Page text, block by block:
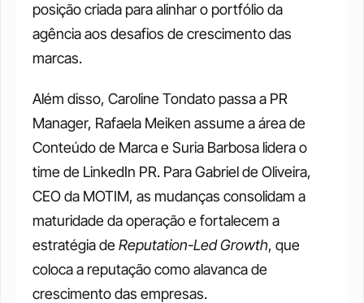
posição criada para alinhar o portfólio da
agência aos desafios de crescimento das
marcas.
Além disso, Caroline Tondato passa a PR
Manager, Rafaela Meiken assume a área de
Conteúdo de Marca e Suria Barbosa lidera o
time de LinkedIn PR. Para Gabriel de Oliveira,
CEO da MOTIM, as mudanças consolidam a
maturidade da operação e fortalecem a
estratégia de Reputation-Led Growth, que
coloca a reputação como alavanca de
crescimento das empresas.